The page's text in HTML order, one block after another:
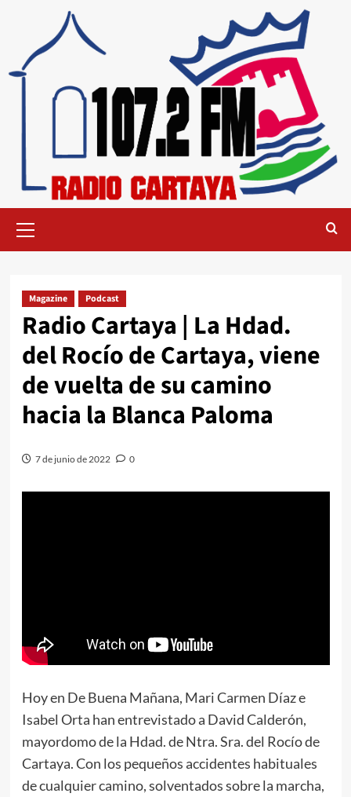
Magazine Podcast
Radio Cartaya | La Hdad.
del Rocío de Cartaya, viene
de vuelta de su camino
hacia la Blanca Paloma
7 de junio de 2022 0
Hoy en De Buena Mañana, Mari Carmen Díaz e
Isabel Orta han entrevistado a David Calderón,
mayordomo de la Hdad. de Ntra. Sra. del Rocío de
Cartaya. Con los pequeños accidentes habituales
de cualquier camino, solventados sobre la marcha,